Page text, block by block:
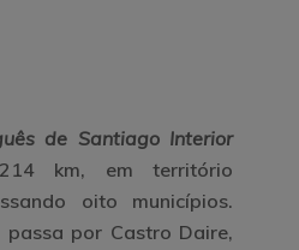
de Santiago Interior
km, em território
oito municípios.
passa por Castro Daire,